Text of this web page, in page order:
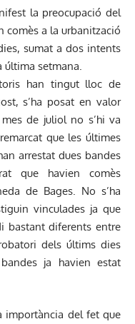
la preocupació del
comès a la urbanització
sumat a dos intents
última setmana.
han tingut lloc de
s’ha posat en valor
de juliol no s’hi va
que les últimes
arrestat dues bandes
que havien comès
de Bages. No s’ha
vinculades ja que
bastant diferents entre
dels últims dies
ja havien estat
importància del fet que